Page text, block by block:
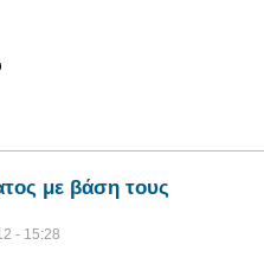
με βάση τους
- 15:28